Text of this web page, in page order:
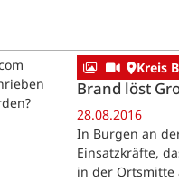
Kreis
Brand löst
28.08.2016
In Burgen an
Einsatzkräfte,
in der Ortsmitte